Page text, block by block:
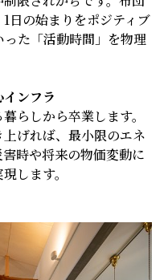
日の始まりをポジティブ
た「活動時間」を物理
ンフラ
らしから卒業します。
げれば、最小限のエネ
時や将来の物価変動に
します。